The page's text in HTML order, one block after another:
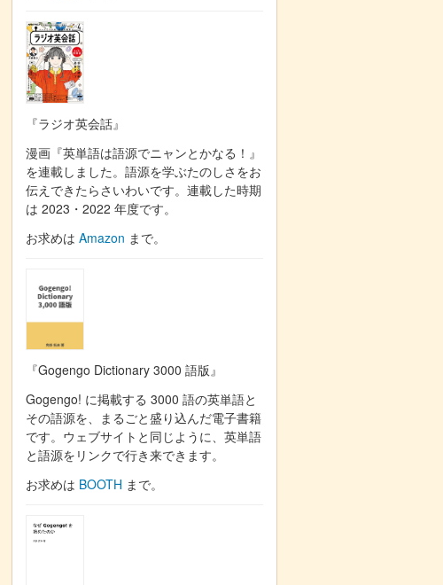
『ラジオ英会話』
漫画『英単語は語源でニャンとかなる！』
を連載しました。語源を学ぶたのしさをお
伝えできたらさいわいです。連載した時期
は 2023・2022 年度です。
お求めは Amazon まで。
『Gogengo Dictionary 3000 語版』
Gogengo! に掲載する 3000 語の英単語と
その語源を、まるごと盛り込んだ電子書籍
です。ウェブサイトと同じように、英単語
と語源をリンクで行き来できます。
お求めは BOOTH まで。